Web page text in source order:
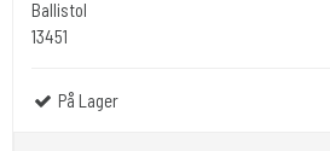
Ballistol
13451
På Lager